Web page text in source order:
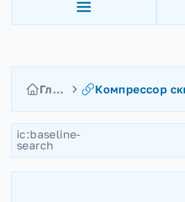
Главная
ic:baseline-
search